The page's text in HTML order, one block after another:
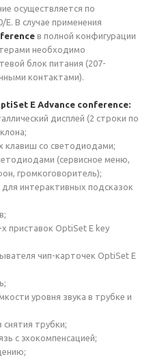
осуществляется по
В случае применения
в полной конфигурации
необходимо
блок питания (207-
контактами).
E Advance conference:
дисплей (2 строки по
клавиш со светодиодами;
(сервисное меню,
громкоговоритель);
интерактивных подсказок
приставок OptiSet E key
чип-карточек OptiSet E
уровня звука в трубке и
трубки;
с эхокомпенсацией;